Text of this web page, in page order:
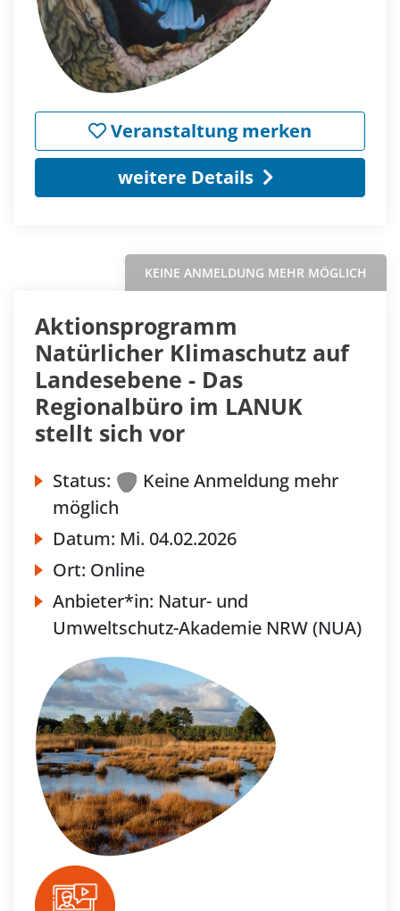
Veranstaltung merken
weitere Details
KEINE ANMELDUNG MEHR MÖGLICH
Aktionsprogramm
Natürlicher Klimaschutz auf
Landesebene - Das
Regionalbüro im LANUK
stellt sich vor
Status:
Keine Anmeldung mehr
möglich
Datum: Mi. 04.02.2026
Ort: Online
Anbieter*in: Natur- und
Umweltschutz-Akademie NRW (NUA)